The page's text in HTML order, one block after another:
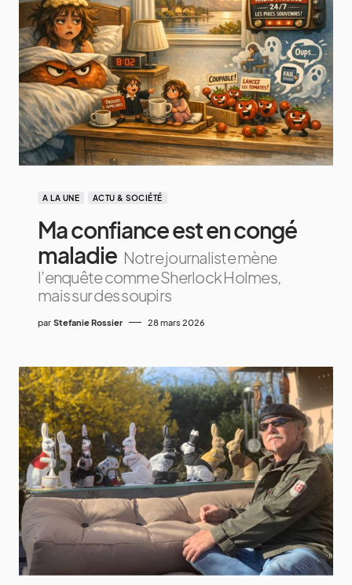
A LA UNE ACTU & SOCIÉTÉ
Ma confiance est en congé
maladie Notre journaliste mène
l’enquête comme Sherlock Holmes,
mais sur des soupirs
par Stefanie Rossier 28 mars 2026